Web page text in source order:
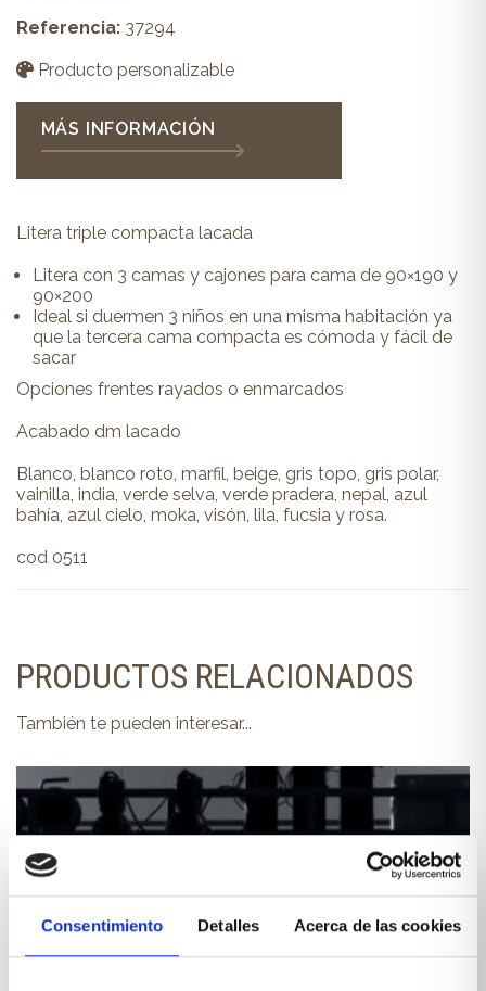
Consentimiento Detalles Acerca de las cookies
Referencia: 37294
Producto personalizable
MÁS INFORMACIÓN
Litera triple compacta lacada
Litera con 3 camas y cajones para cama de 90×190 y
90×200
Ideal si duermen 3 niños en una misma habitación ya
que la tercera cama compacta es cómoda y fácil de
sacar
Opciones frentes rayados o enmarcados
Acabado dm lacado
Blanco, blanco roto, marfil, beige, gris topo, gris polar,
vainilla, india, verde selva, verde pradera, nepal, azul
bahía, azul cielo, moka, visón, lila, fucsia y rosa.
cod 0511
PRODUCTOS RELACIONADOS
También te pueden interesar...